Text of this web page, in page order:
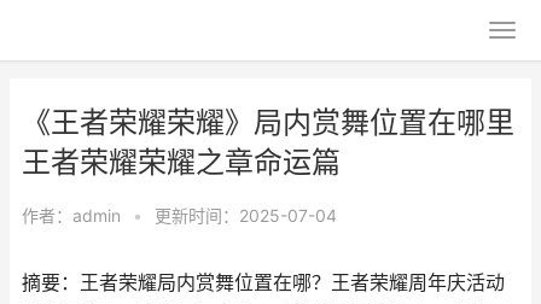
《王者荣耀荣耀》局内赏舞位置在哪里
王者荣耀荣耀之章命运篇
作者： admin • 更新时间：2025-07-04
摘要：王者荣耀局内赏舞位置在哪？王者荣耀周年庆活动